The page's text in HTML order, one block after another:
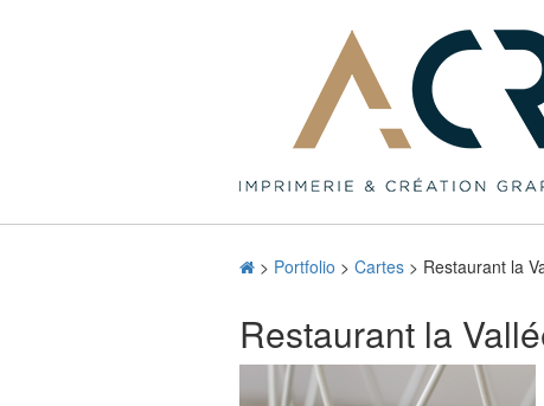
> Portfolio > Cartes > Restaurant la
Restaurant la